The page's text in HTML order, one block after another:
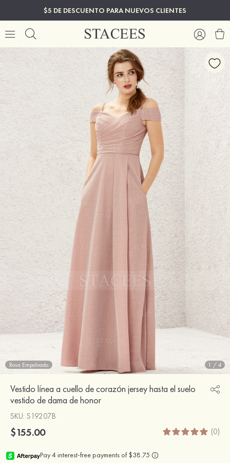
$5 DE DESCUENTO PARA NUEVOS CLIENTES
Rosa Empolvado 1 /4
Vestido línea a cuello de corazón jersey hasta el suelo
vestido de dama de honor
SKU: S19207B
$155.00 (0)